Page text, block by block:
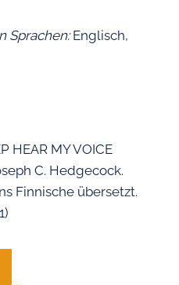
Sprachen:Englisch,
HEAR MY VOICE
C. Hedgecock.
Finnische übersetzt.